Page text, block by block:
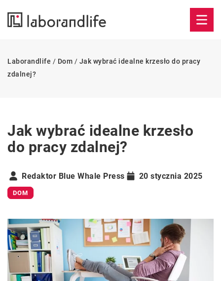
Laborandlife / Dom / Jak wybrać idealne krzesło do pracy
zdalnej?
Jak wybrać idealne krzesło
do pracy zdalnej?
Redaktor Blue Whale Press 20 stycznia 2025
DOM